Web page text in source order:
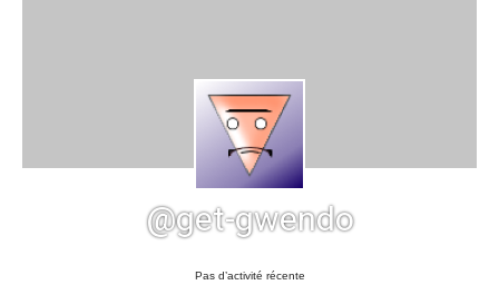
@get-gwendo
Pas d’activité récente